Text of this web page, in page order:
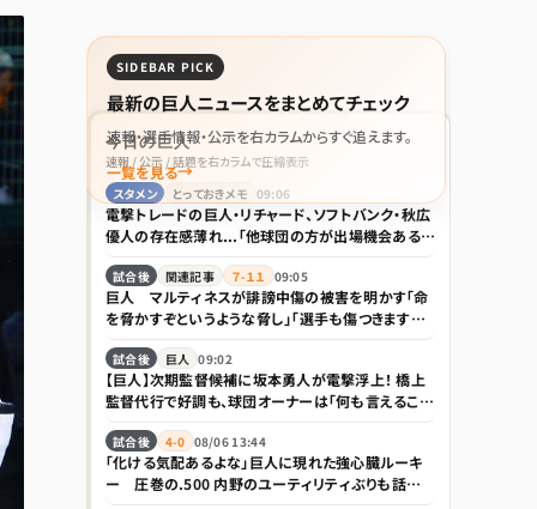
SIDEBAR PICK
最新の巨人ニュースをまとめてチェック
速報・選手情報・公示を右カラムからすぐ追えます。
一覧を見る
今日の巨人
速報 / 公示 / 話題を右カラムで圧縮表示
スタメン
とっておきメモ 09:06
電撃トレードの巨人・リチャード、ソフトバンク・秋広
優人の存在感薄れ...「他球団の方が出場機会ある」
試合後 関連記事 ７-１１ 09:05
巨人 マルティネスが誹謗中傷の被害を明かす「命
を脅かすぞというような脅し」「選手も傷つきますし、
試合後 巨人 09:02
【巨人】次期監督候補に坂本勇人が電撃浮上！ 橋上
監督代行で好調も、球団オーナーは「何も言えること
試合後 4-0 08/06 13:44
「化ける気配あるよな」巨人に現れた強心臓ルーキ
ー 圧巻の.500 内野のユーティリティぶりも話題